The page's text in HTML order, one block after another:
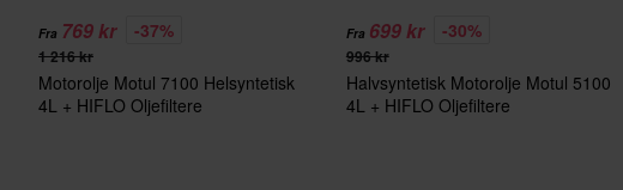
Fra 769 kr -37%
1 216 kr
Motorolje Motul 7100 Helsyntetisk
4L + HIFLO Oljefiltere
Fra 699 kr -30%
996 kr
Halvsyntetisk Motorolje Motul 5100
4L + HIFLO Oljefiltere